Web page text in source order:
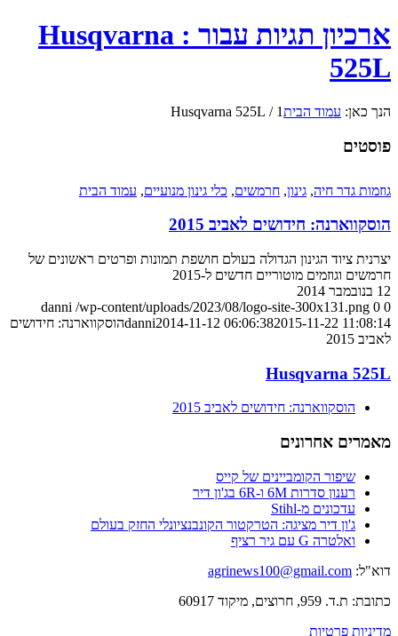
ארכיון תגיות עבור : Husqvarna
525L
הנך כאן: עמוד הבית1
/
Husqvarna 525L
פוסטים
גוזמות גדר חיה, גינון, חרמשים, כלי גינון מנועיים, עמוד הבית
הוסקווארנה: חידושים לאביב 2015
יצרנית ציוד הגינון הגדולה בעולם חושפת תמונות ופרטים ראשונים של
חרמשים וגוזמים מוטוריים חדשים ל-2015
12 בנובמבר 2014
0
0
danni /wp-content/uploads/2023/08/logo-site-300x131.png
danni2014-11-12 06:06:382015-11-22 11:08:14
הוסקווארנה: חידושים
לאביב 2015
Husqvarna 525L
הוסקווארנה: חידושים לאביב 2015
מאמרים אחרונים
שיפור הקומביינים של קייס
רענון סדרות 6M ו-6R בג'ון דיר
עדכונים מ-Stihl
ג'ון דיר מציגה: הטרקטור הקונבנציונלי החזק בעולם
ואלטרה G עם גיר רציף
דוא"ל: agrinews100@gmail.com
כתובת: ת.ד. 959, חרוצים, מיקוד 60917
מדיניות פרטיות